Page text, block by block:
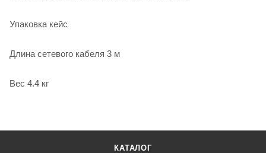
Упаковка кейс
Длина сетевого кабеля 3 м
Вес 4.4 кг
КАТАЛОГ